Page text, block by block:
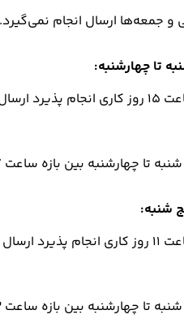
جمعه‌ها ارسال انجام
تا چهارشنبه:
اگر سفارش قبل از ساعت ۱۵
ساعت ۱۷ تا ۱۹ می‌باشد.(روزهای تعطیل و جمعه‌ها ارسال انجام نمی‌گیرد.)
شنبه:
اگر سفارش قبل از ساعت ۱۱
ساعت ۱۳ تا ۱۵ می‌باشد.(روزهای تعطیل و جمعه‌ها ارسال انجام نمی‌گیرد.)